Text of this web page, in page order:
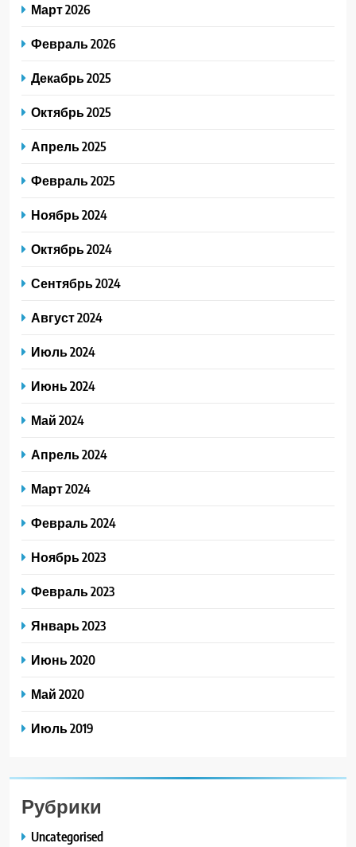
Март 2026
Февраль 2026
Декабрь 2025
Октябрь 2025
Апрель 2025
Февраль 2025
Ноябрь 2024
Октябрь 2024
Сентябрь 2024
Август 2024
Июль 2024
Июнь 2024
Май 2024
Апрель 2024
Март 2024
Февраль 2024
Ноябрь 2023
Февраль 2023
Январь 2023
Июнь 2020
Май 2020
Июль 2019
Рубрики
Uncategorised